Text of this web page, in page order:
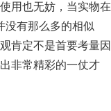
用也无妨，当实物在
没有那么多的相似
肯定不是首要考量因
非常精彩的一仗才